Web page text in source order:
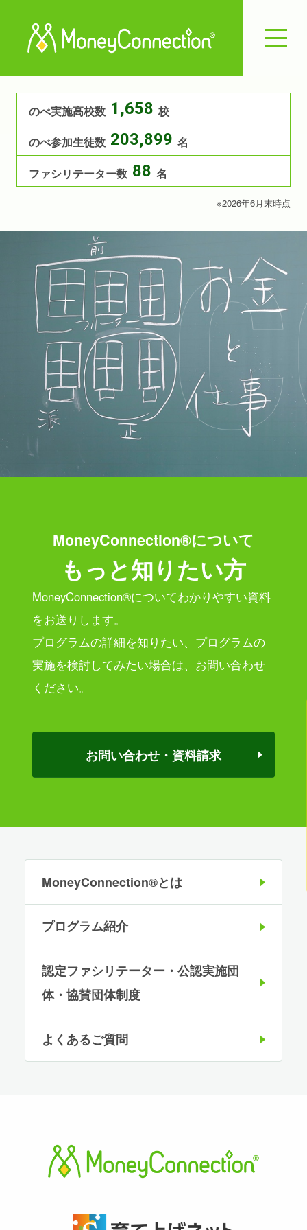
のべ実施高校数 1,658 校
のべ参加生徒数 203,899 名
ファシリテーター数 88 名
※2026年6月末時点
MoneyConnection®について
もっと知りたい方
MoneyConnection®についてわかりやすい資料
をお送りします。
プログラムの詳細を知りたい、プログラムの
実施を検討してみたい場合は、 お問い合わせ
ください。
お問い合わせ・資料請求
MoneyConnection®とは
プログラム紹介
認定ファシリテーター・公認実施団
体・協賛団体制度
よくあるご質問